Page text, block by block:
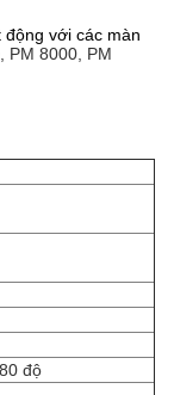
động với các màn
PM 8000, PM
độ